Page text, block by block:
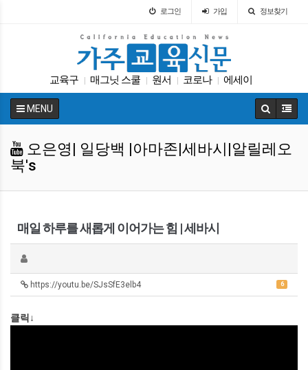
로그인 가입 정보찾기
교육구 매그닛 스쿨 원서 코로나 에세이
| 가주교육신문 Fafsa 입학원서 커먼코어
MENU
오은영| 일당백 |아마존|세바시|알릴레오
북's
매일 하루를 새롭게 이어가는 힘 | 세바시
6
https://youtu.be/SJsSfE3elb4
클릭↓